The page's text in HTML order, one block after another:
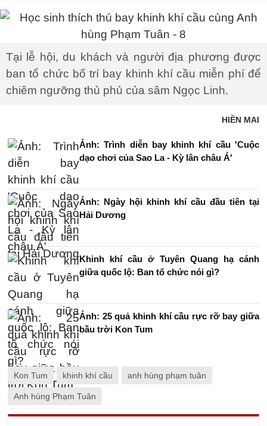
Tại lễ hội, du khách và người địa phương được
ban tổ chức bố trí bay khinh khí cầu miễn phí để
chiêm ngưỡng thủ phủ của sâm Ngọc Linh.
HIỀN MAI
Ảnh: Trình diễn bay khinh khí cầu 'Cuộc
dạo chơi của Sao La - Kỳ lân châu Á'
Ảnh: Ngày hội khinh khí cầu đầu tiên tại
Hải Dương
Khinh khí cầu ở Tuyên Quang hạ cánh
giữa quốc lộ: Ban tổ chức nói gì?
Ảnh: 25 quả khinh khí cầu rực rỡ bay giữa
bầu trời Kon Tum
Kon Tum khinh khí cầu anh hùng phạm tuân
Anh hùng Phạm Tuân